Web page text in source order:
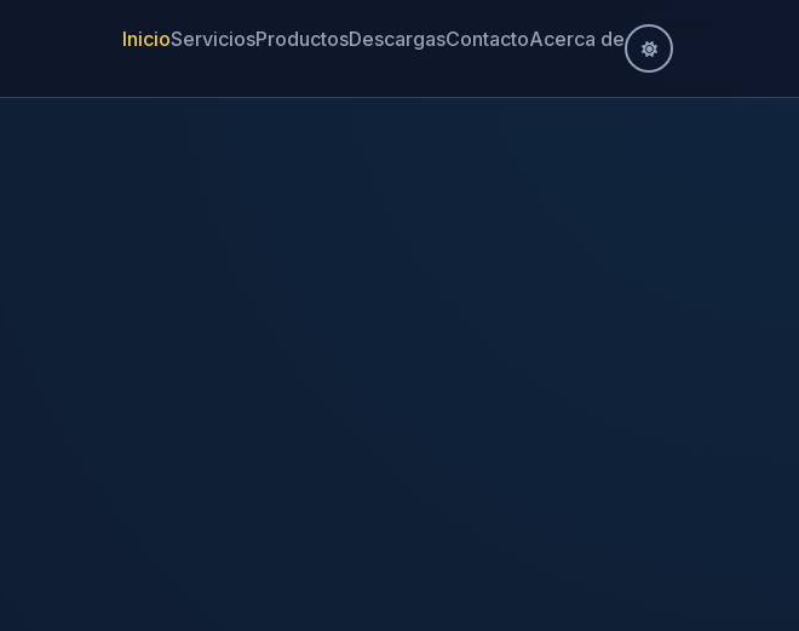
InicioServiciosProductosDescargasContactoAcerca de